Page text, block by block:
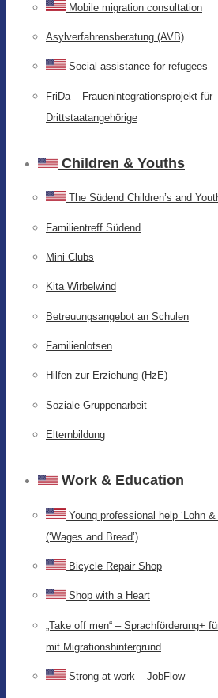
Mobile migration consultation
Asylverfahrensberatung (AVB)
Social assistance for refugees
FriDa – Frauenintegrationsprojekt für
Drittstaatangehörige
Children & Youths
The Südend Children’s and
Familientreff Südend
Mini Clubs
Kita Wirbelwind
Betreuungsangebot an Schulen
Familienlotsen
Hilfen zur Erziehung (HzE)
Soziale Gruppenarbeit
Elternbildung
Work & Education
Young professional help ‘Lohn &
(‘Wages and Bread’)
Bicycle Repair Shop
Shop with a Heart
„Take off men“ – Sprachförderung+
mit Migrationshintergrund
Strong at work – JobFlow